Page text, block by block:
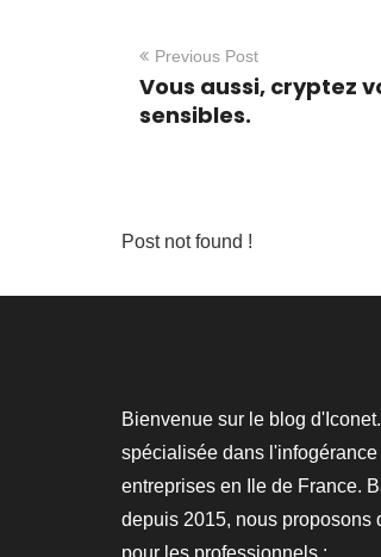
Previous Post
Vous aussi, cryptez
sensibles.
Post not found !
Bienvenue sur le blog d'Iconet.
spécialisée dans
entreprises en Ile de France.
depuis 2015, nous proposons
pour les professionnels :